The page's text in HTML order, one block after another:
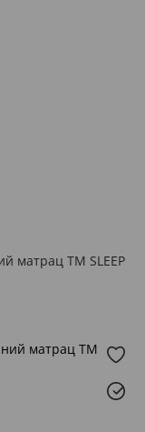
матрац ТМ SLEEP